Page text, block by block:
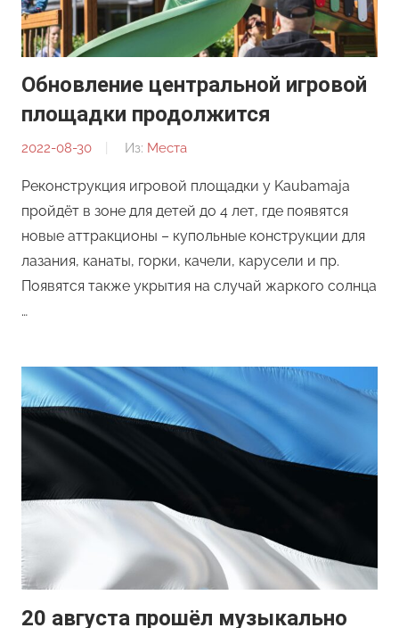
Обновление центральной игровой
площадки продолжится
2022-08-30
От:
Из: Места
Реконструкция игровой площадки у Kaubamaja
пройдёт в зоне для детей до 4 лет, где появятся
новые аттракционы – купольные конструкции для
лазания, канаты, горки, качели, карусели и пр.
Появятся также укрытия на случай жаркого солнца
…
20 августа прошёл музыкально